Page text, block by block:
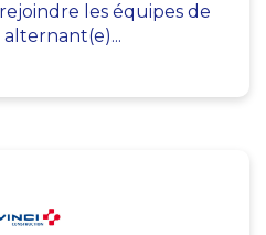
les équipes de